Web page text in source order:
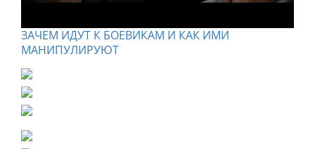
ЗАЧЕМ ИДУТ К БОЕВИКАМ И КАК ИМИ
МАНИПУЛИРУЮТ